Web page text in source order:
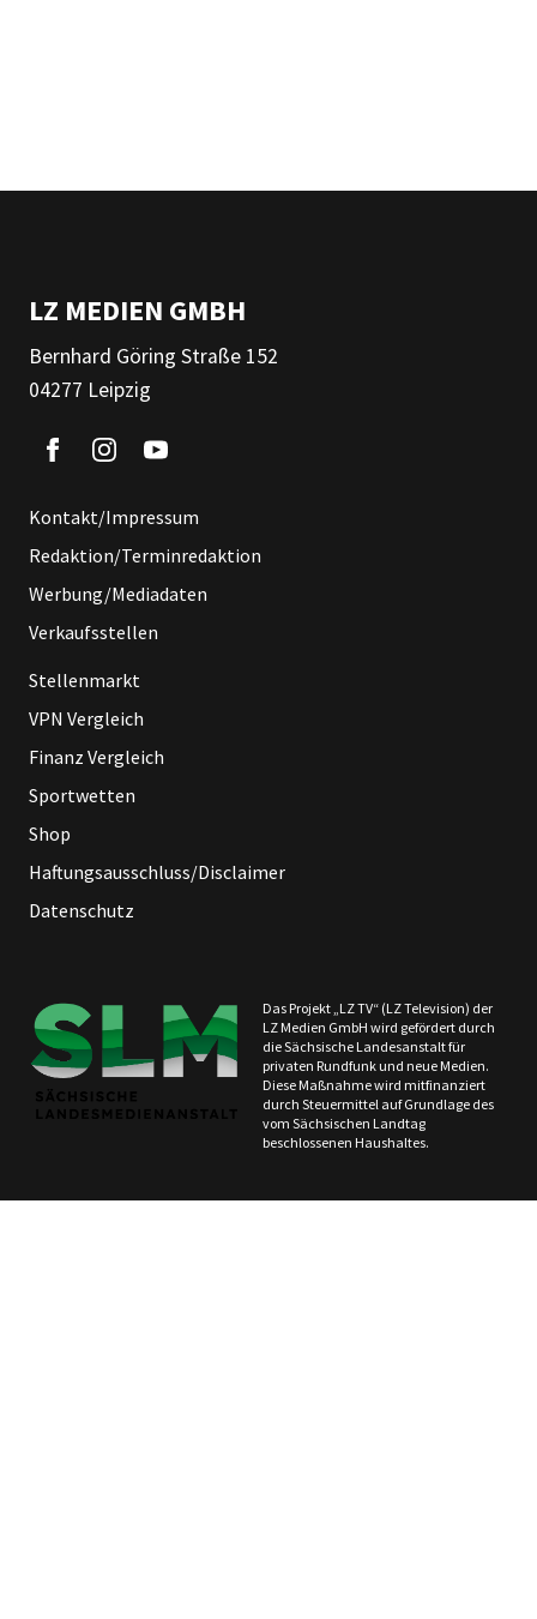
LZ MEDIEN GMBH
Bernhard Göring Straße 152
04277 Leipzig
Kontakt/Impressum
Redaktion/Terminredaktion
Werbung/Mediadaten
Verkaufsstellen
Stellenmarkt
VPN Vergleich
Finanz Vergleich
Sportwetten
Shop
Haftungsausschluss/Disclaimer
Datenschutz
Das Projekt „LZ TV“ (LZ Television) der
LZ Medien GmbH wird gefördert durch
die Sächsische Landesanstalt für
privaten Rundfunk und neue Medien.
Diese Maßnahme wird mitfinanziert
durch Steuermittel auf Grundlage des
vom Sächsischen Landtag
beschlossenen Haushaltes.